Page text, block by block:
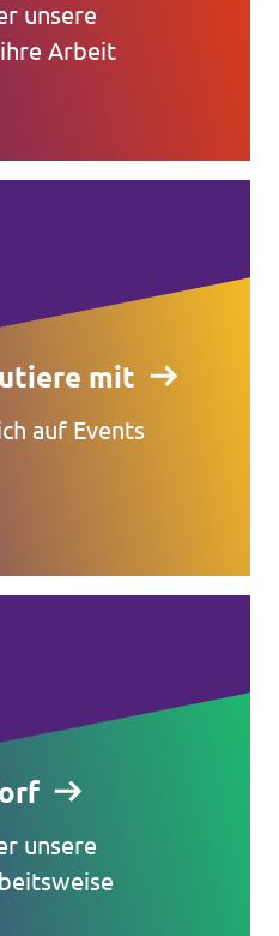
unsere
Arbeit
mit
auf Events
unsere